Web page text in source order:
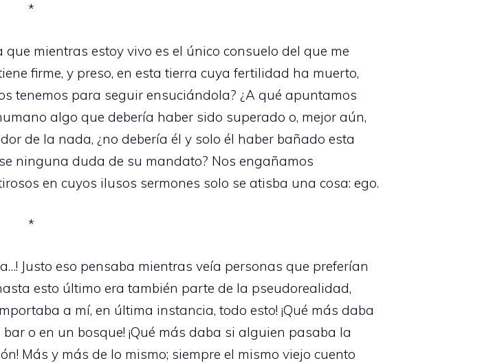
*
mientras estoy vivo es el único consuelo del que me
firme, y preso, en esta tierra cuya fertilidad ha muerto,
tenemos para seguir ensuciándola? ¿A qué apuntamos
algo que debería haber sido superado o, mejor aún,
de la nada, ¿no debería él y solo él haber bañado esta
ninguna duda de su mandato? Nos engañamos
en cuyos ilusos sermones solo se atisba una cosa: ego.
*
Justo eso pensaba mientras veía personas que preferían
esto último era también parte de la pseudorealidad,
a mí, en última instancia, todo esto! ¡Qué más daba
o en un bosque! ¡Qué más daba si alguien pasaba la
Más y más de lo mismo; siempre el mismo viejo cuento